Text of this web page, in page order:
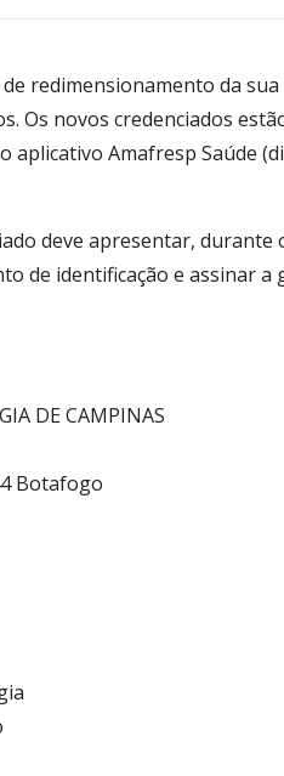
redimensionamento da sua
Os novos credenciados
aplicativo Amafresp Saúde
deve apresentar, durante
de identificação e assinar a
DE CAMPINAS
Botafogo